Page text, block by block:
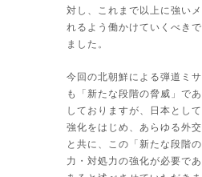
対し、これまで以上に強い
れるよう働かけていくべき
ました。
今回の北朝鮮による弾道ミ
も「新たな段階の脅威」で
しておりますが、日本とし
強化をはじめ、あらゆる外
と共に、この「新たな段階
力・対処力の強化が必要で